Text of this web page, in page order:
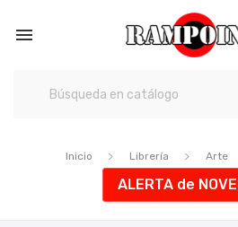

Inicio Librería Arte
ALERTA de